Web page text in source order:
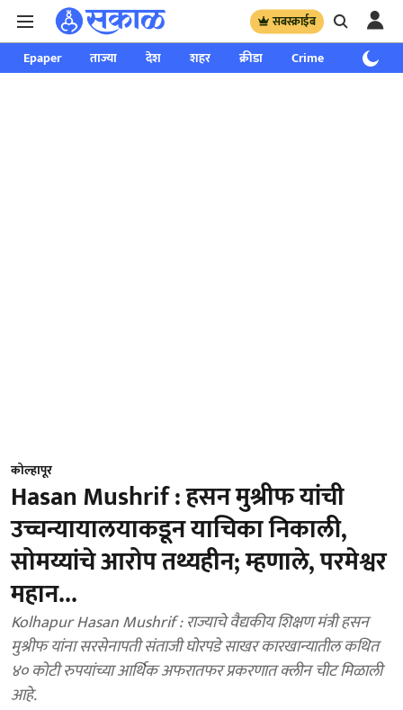
सबस्क्राईब
Epaper ताज्या देश शहर क्रीडा Crime साप्ताहिक
कोल्हापूर
Hasan Mushrif : हसन मुश्रीफ यांची
उच्चन्यायालयाकडून याचिका निकाली,
सोमय्यांचे आरोप तथ्यहीन; म्हणाले, परमेश्वर
महान...
Kolhapur Hasan Mushrif : राज्याचे वैद्यकीय शिक्षण मंत्री हसन
मुश्रीफ यांना सरसेनापती संताजी घोरपडे साखर कारखान्यातील कथित
४० कोटी रुपयांच्या आर्थिक अफरातफर प्रकरणात क्लीन चीट मिळाली
आहे.